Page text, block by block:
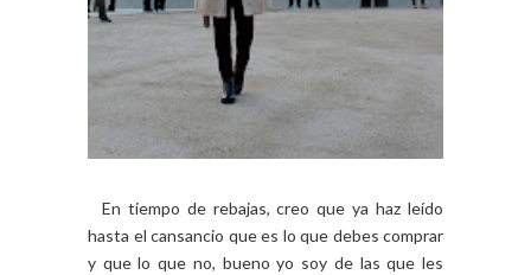
En tiempo de rebajas, creo que ya haz leído
hasta el cansancio que es lo que debes comprar
y que lo que no, bueno yo soy de las que les